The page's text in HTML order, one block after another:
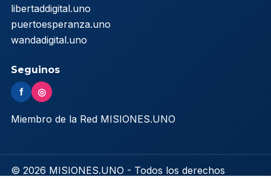
libertaddigital.uno
puertoesperanza.uno
wandadigital.uno
Seguinos
f ◎
Miembro de la Red MISIONES.UNO
© 2026 MISIONES.UNO - Todos los derechos